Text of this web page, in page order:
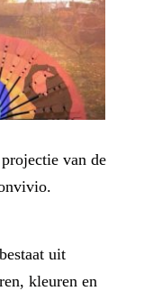
projectie van de
uit
kleuren en